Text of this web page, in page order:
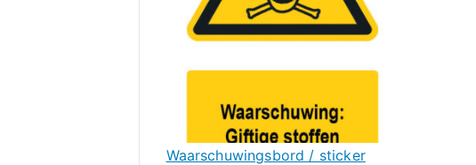
Waarschuwingsbord / sticker